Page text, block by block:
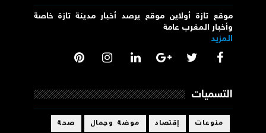
موقع تازة أولاين موقع يرصد أخبار مدينة تازة خاصة
وأخبار المغرب عامة
المزيد
التسميات
منوعات إقتصاد موضة وجمال صحة